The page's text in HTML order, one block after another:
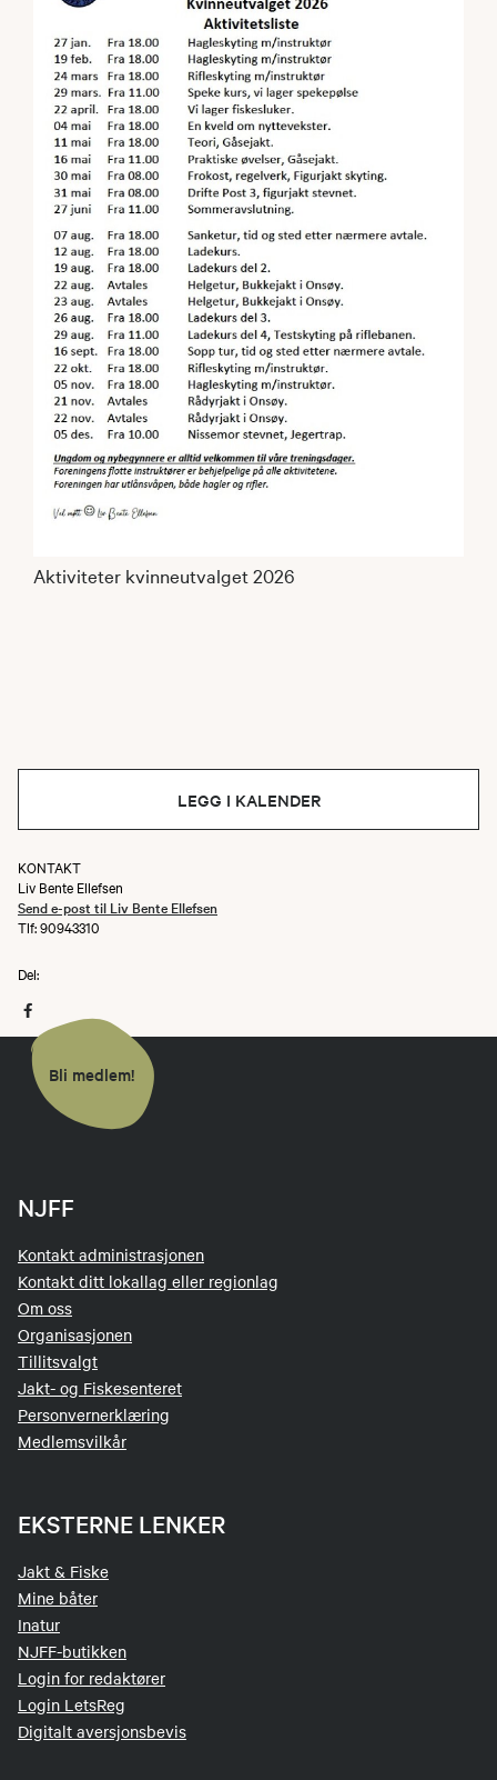
Aktiviteter kvinneutvalget 2026
LEGG I KALENDER
KONTAKT
Liv Bente Ellefsen
Send e-post til Liv Bente Ellefsen
Tlf: 90943310
Del:
Bli medlem!
NJFF
Kontakt administrasjonen
Kontakt ditt lokallag eller regionlag
Om oss
Organisasjonen
Tillitsvalgt
Jakt- og Fiskesenteret
Personvernerklæring
Medlemsvilkår
EKSTERNE LENKER
Jakt & Fiske
Mine båter
Inatur
NJFF-butikken
Login for redaktører
Login LetsReg
Digitalt aversjonsbevis